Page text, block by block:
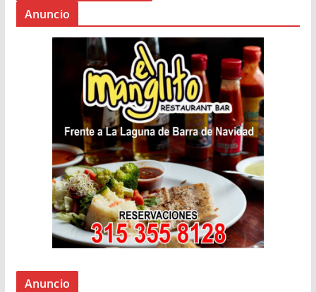
Anuncio
Anuncio